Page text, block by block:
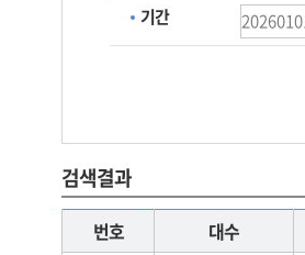
기간
검색결과
번호 대수